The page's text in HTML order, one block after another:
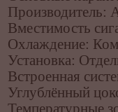
Производитель:
Вместимость
Охлаждение:
Установка:
Встроенная
Углублённый
Температурные